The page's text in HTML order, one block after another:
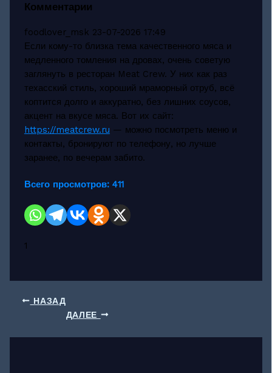
Комментарии
foodlover_msk 23-07-2026 17:49
Если кому-то близка тема качественного мяса и
медленного томления на дровах, очень советую
заглянуть в ресторан Meat Crew. У них как раз
техасский стиль, хороший мраморный отруб, всё
коптится долго и аккуратно, без лишних соусов,
акцент на вкусе мяса. Вот их сайт:
https://meatcrew.ru — можно посмотреть меню и
контакты, бронируют по телефону, но лучше
заранее, по вечерам забито.
Всего просмотров: 411
1
НАЗАД
ДАЛЕЕ